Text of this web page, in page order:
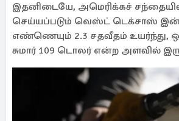
இதனிடையே, அமெரிக்கச்
செய்யப்படும் வெஸ்ட் டெக்சாஸ்
எண்ணெயும் 2.3 சதவீதம் உயர்ந்து,
சுமார் 109 டொலர் என்ற அளவில்